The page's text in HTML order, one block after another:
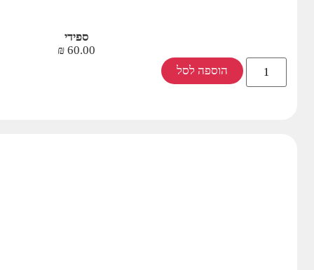
ספידי
60.00
₪
הוספה לסל